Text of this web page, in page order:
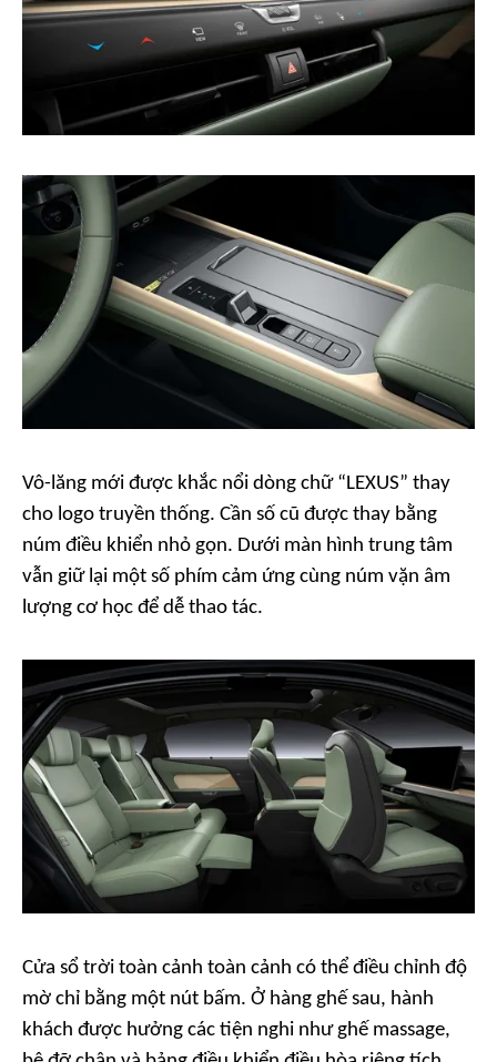
Vô-lăng mới được khắc nổi dòng chữ “LEXUS” thay
cho logo truyền thống. Cần số cũ được thay bằng
núm điều khiển nhỏ gọn. Dưới màn hình trung tâm
vẫn giữ lại một số phím cảm ứng cùng núm vặn âm
lượng cơ học để dễ thao tác.
Cửa sổ trời toàn cảnh toàn cảnh có thể điều chỉnh độ
mờ chỉ bằng một nút bấm. Ở hàng ghế sau, hành
khách được hưởng các tiện nghi như ghế massage,